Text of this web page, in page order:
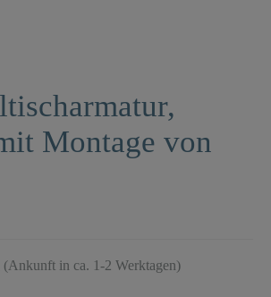
Montage von
(Ankunft in ca. 1-2 Werktagen)